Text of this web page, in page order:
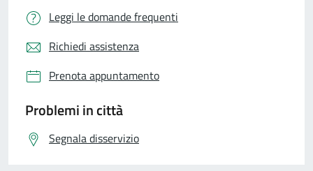
Leggi le domande frequenti
Richiedi assistenza
Prenota appuntamento
Problemi in città
Segnala disservizio